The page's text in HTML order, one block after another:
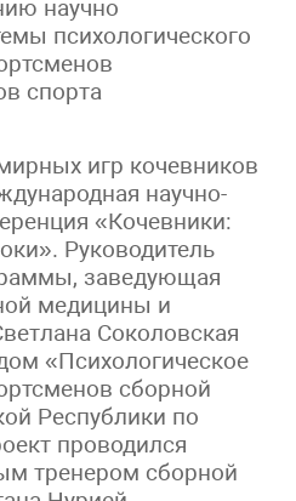
научно
психологического
спорта
игр кочевников
научно-
«Кочевники:
Руководитель
заведующая
медицины и
Соколовская
«Психологическое
сборной
Республики по
проводился
тренером сборной